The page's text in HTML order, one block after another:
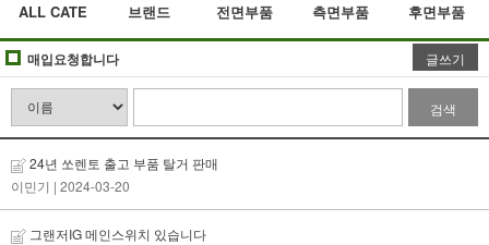
ALL CATE 브랜드 전면부품 측면부품 후면부품
매입요청합니다 글쓰기
검색
24년 쏘렌토 출고 부품 탈거 판매
이민기 | 2024-03-20
그랜저IG 메인스위치 있습니다